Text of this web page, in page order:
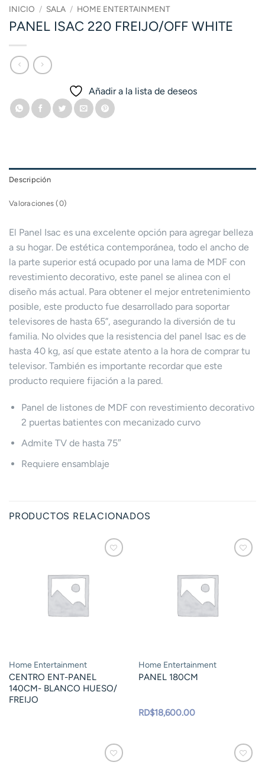
INICIO / SALA / HOME ENTERTAINMENT
PANEL ISAC 220 FREIJO/OFF WHITE
Añadir a la lista de deseos
Descripción
Valoraciones (0)
El Panel Isac es una excelente opción para agregar belleza
a su hogar. De estética contemporánea, todo el ancho de
la parte superior está ocupado por una lama de MDF con
revestimiento decorativo, este panel se alinea con el
diseño más actual. Para obtener el mejor entretenimiento
posible, este producto fue desarrollado para soportar
televisores de hasta 65”, asegurando la diversión de tu
familia. No olvides que la resistencia del panel Isac es de
hasta 40 kg, así que estate atento a la hora de comprar tu
televisor. También es importante recordar que este
producto requiere fijación a la pared.
Panel de listones de MDF con revestimiento decorativo
2 puertas batientes con mecanizado curvo
Admite TV de hasta 75″
Requiere ensamblaje
PRODUCTOS RELACIONADOS
Home Entertainment
CENTRO ENT-PANEL
140CM- BLANCO HUESO/
FREIJO
Home Entertainment
PANEL 180CM
RD$18,600.00